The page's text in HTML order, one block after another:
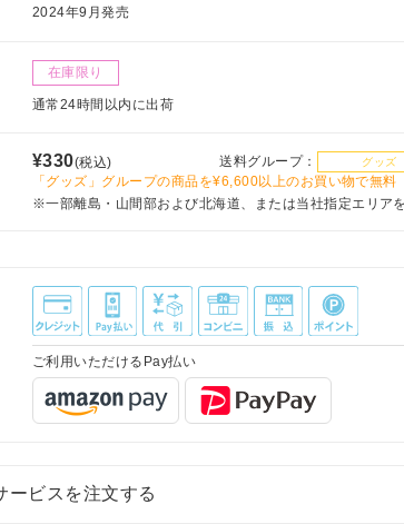
2024年9月発売
在庫限り
通常24時間以内に出荷
¥330(税込) 送料グループ： グッズ
「グッズ」グループの商品を¥6,600以上のお買い物で無料
※一部離島・山間部および北海道、または当社指定エリア
ご利用いただけるPay払い
ービスを注文する